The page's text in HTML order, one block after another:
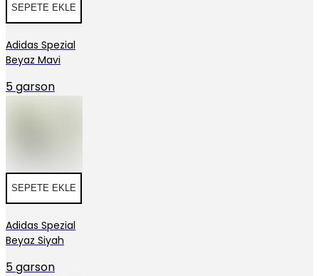
SEPETE EKLE
Adidas Spezial
Beyaz Mavi
5 garson
SEPETE EKLE
Adidas Spezial
Beyaz Siyah
5 garson